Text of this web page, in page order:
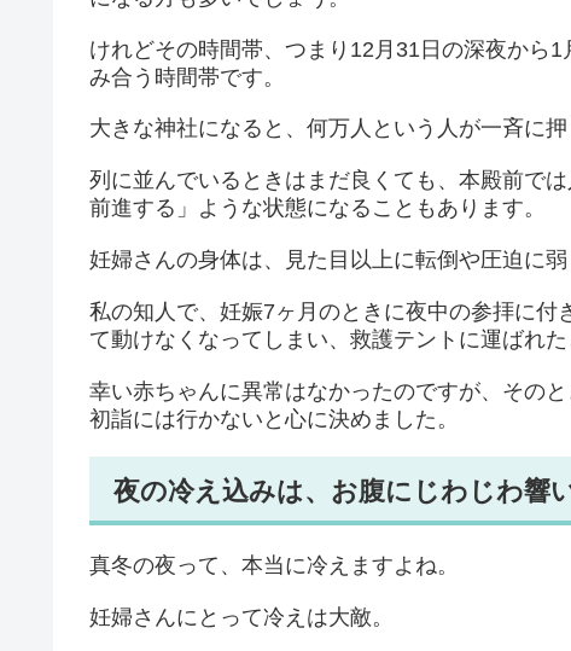
けれどその時間帯、つまり12月31日の深夜から
み合う時間帯です。
大きな神社になると、何万人という人が一斉に押
列に並んでいるときはまだ良くても、本殿前で
前進する」ような状態になることもあります。
妊婦さんの身体は、見た目以上に転倒や圧迫に
私の知人で、妊娠7ヶ月のときに夜中の参拝に
て動けなくなってしまい、救護テントに運ばれた
幸い赤ちゃんに異常はなかったのですが、その
初詣には行かないと心に決めました。
夜の冷え込みは、お腹にじわじわ響
真冬の夜って、本当に冷えますよね。
妊婦さんにとって冷えは大敵。